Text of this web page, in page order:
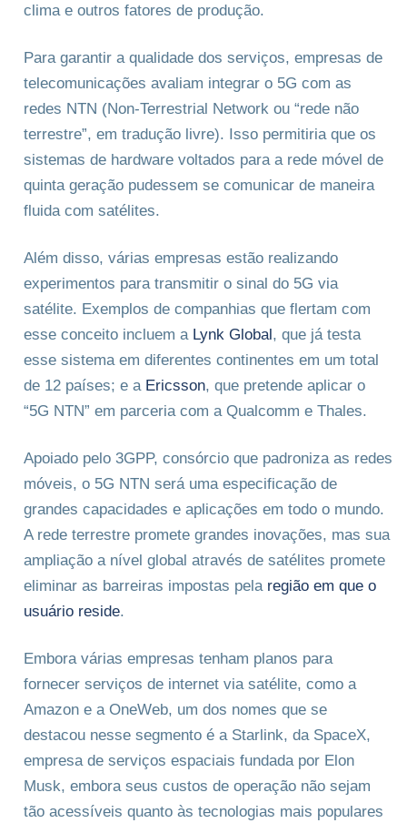
clima e outros fatores de produção.
Para garantir a qualidade dos serviços, empresas de
telecomunicações avaliam integrar o 5G com as
redes NTN (Non-Terrestrial Network ou “rede não
terrestre”, em tradução livre). Isso permitiria que os
sistemas de hardware voltados para a rede móvel de
quinta geração pudessem se comunicar de maneira
fluida com satélites.
Além disso, várias empresas estão realizando
experimentos para transmitir o sinal do 5G via
satélite. Exemplos de companhias que flertam com
esse conceito incluem a Lynk Global, que já testa
esse sistema em diferentes continentes em um total
de 12 países; e a Ericsson, que pretende aplicar o
“5G NTN” em parceria com a Qualcomm e Thales.
Apoiado pelo 3GPP, consórcio que padroniza as redes
móveis, o 5G NTN será uma especificação de
grandes capacidades e aplicações em todo o mundo.
A rede terrestre promete grandes inovações, mas sua
ampliação a nível global através de satélites promete
eliminar as barreiras impostas pela região em que o
usuário reside.
Embora várias empresas tenham planos para
fornecer serviços de internet via satélite, como a
Amazon e a OneWeb, um dos nomes que se
destacou nesse segmento é a Starlink, da SpaceX,
empresa de serviços espaciais fundada por Elon
Musk, embora seus custos de operação não sejam
tão acessíveis quanto às tecnologias mais populares